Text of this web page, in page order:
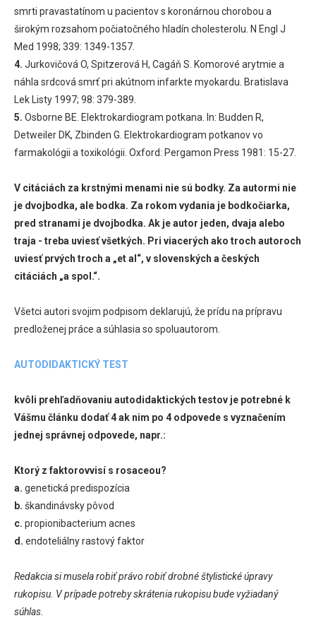
smrti pravastatínom u pacientov s koronárnou chorobou a
širokým rozsahom počiatočného hladín cholesterolu. N Engl J
Med 1998; 339: 1349-1357.
4. Jurkovičová O, Spitzerová H, Cagáň S. Komorové arytmie a
náhla srdcová smrť pri akútnom infarkte myokardu. Bratislava
Lek Listy 1997; 98: 379-389.
5. Osborne BE. Elektrokardiogram potkana. In: Budden R,
Detweiler DK, Zbinden G. Elektrokardiogram potkanov vo
farmakológii a toxikológii. Oxford: Pergamon Press 1981: 15-27.
V citáciách za krstnými menami nie sú bodky. Za autormi nie
je dvojbodka, ale bodka. Za rokom vydania je bodkočiarka,
pred stranami je dvojbodka. Ak je autor jeden, dvaja alebo
traja - treba uviesť všetkých. Pri viacerých ako troch autoroch
uviesť prvých troch a „et al“, v slovenských a českých
citáciách „a spol.“.
Všetci autori svojim podpisom deklarujú, že prídu na prípravu
predloženej práce a súhlasia so spoluautorom.
AUTODIDAKTICKÝ TEST
kvôli prehľadňovaniu autodidaktických testov je potrebné k
Vášmu článku dodať 4 ak nim po 4 odpovede s vyznačením
jednej správnej odpovede, napr.:
Ktorý z faktorovvisí s rosaceou?
a. genetická predispozícia
b. škandinávsky pôvod
c. propionibacterium acnes
d. endoteliálny rastový faktor
Redakcia si musela robiť právo robiť drobné štylistické úpravy
rukopisu. V prípade potreby skrátenia rukopisu bude vyžiadaný
súhlas.